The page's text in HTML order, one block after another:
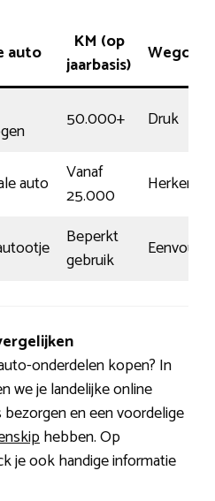
auto
KM (op
jaarbasis)
50.000+
Druk
auto
Vanaf
25.000
Beperkt
gebruik
Eenvoudig
onderdelen kopen? In
we je landelijke online
en een voordelige
hebben. Op
je ook handige informatie